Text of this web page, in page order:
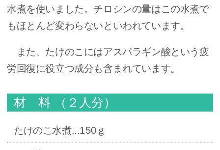
水煮を使いました。チロシンの量はこの水煮で
もほとんど変わらないといわれています。
また、たけのこにはアスパラギン酸という疲
労回復に役立つ成分も含まれています。
材 料 （２人分）
たけのこ水煮...150ｇ